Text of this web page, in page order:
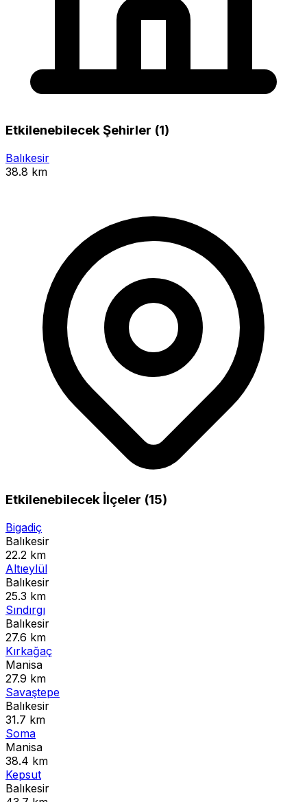
Etkilenebilecek Şehirler (1)
Balıkesir
38.8 km
Etkilenebilecek İlçeler (15)
Bigadiç
Balıkesir
22.2 km
Altıeylül
Balıkesir
25.3 km
Sındırgı
Balıkesir
27.6 km
Kırkağaç
Manisa
27.9 km
Savaştepe
Balıkesir
31.7 km
Soma
Manisa
38.4 km
Kepsut
Balıkesir